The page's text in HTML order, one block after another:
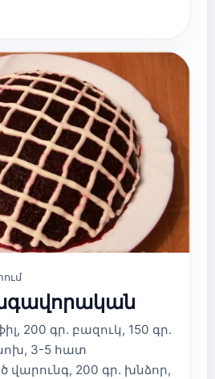
200 գր. բազուկ, 150 գր.
3-5 հատ
200 գր. խնձոր,